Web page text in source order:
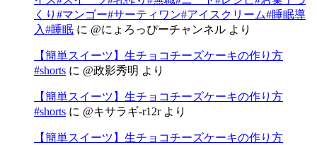
くり#マンゴー#サーティワン#アイスクリーム#睡眠導
入#睡眠 に @にょろっぴーチャンネル より
【簡単スイーツ】生チョコチーズケーキの作り方
#shorts に @政影秀明 より
【簡単スイーツ】生チョコチーズケーキの作り方
#shorts に @キサラギ-r12rより
【簡単スイーツ】生チョコチーズケーキの作り方